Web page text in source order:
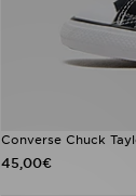
Converse Chuck
45,00€